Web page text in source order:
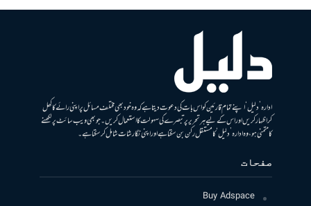
ادارہ ’دلیل‘ اپنے تمام قارئین کو اس بات کی دعوت دیتا ہے کہ وہ خود بھی مختلف مسائل پر اپنی رائے کا کھل
کر اظہار کریں اور اس کے لیے ہر تحریر پر تبصرے کی سہولت کا استعمال کریں۔ جو بھی ویب سائٹ پر لکھنے
کا متمنی ہو، وہ ادارہ ’دلیل‘ کا مستقل رکن بن سکتا ہے اور اپنی نگارشات شامل کرسکتا ہے۔
صفحات
Buy Adspace